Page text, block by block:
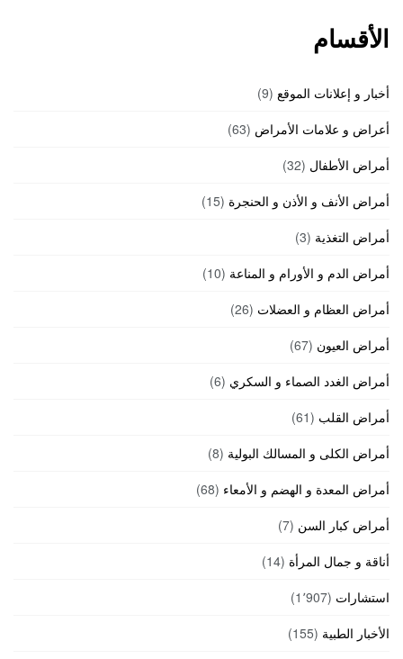
الأقسام
أخبار و إعلانات الموقع (9)
أعراض و علامات الأمراض (63)
أمراض الأطفال (32)
أمراض الأنف و الأذن و الحنجرة (15)
أمراض التغذية (3)
أمراض الدم و الأورام و المناعة (10)
أمراض العظام و العضلات (26)
أمراض العيون (67)
أمراض الغدد الصماء و السكري (6)
أمراض القلب (61)
أمراض الكلى و المسالك البولية (8)
أمراض المعدة و الهضم و الأمعاء (68)
أمراض كبار السن (7)
أناقة و جمال المرأة (14)
استشارات (1٬907)
الأخبار الطبية (155)